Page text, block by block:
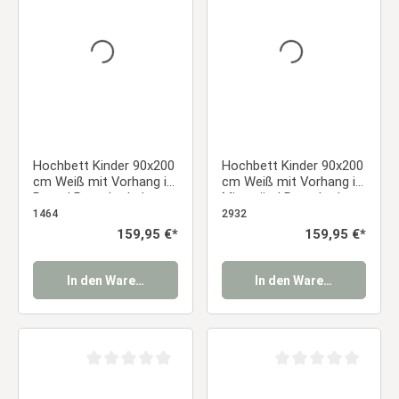
Hochbett Kinder 90x200
cm Weiß mit Vorhang in
Rosa | Rutsche | ohne
Lattenrost
1464
Regulärer Preis:
159,95 €*
In den Warenkorb
Hochbett Kinder 90x200
cm Weiß mit Vorhang in
Mintgrün | Rutsche |
ohne Lattenrost
2932
Regulärer Preis:
159,95 €*
In den Warenkorb